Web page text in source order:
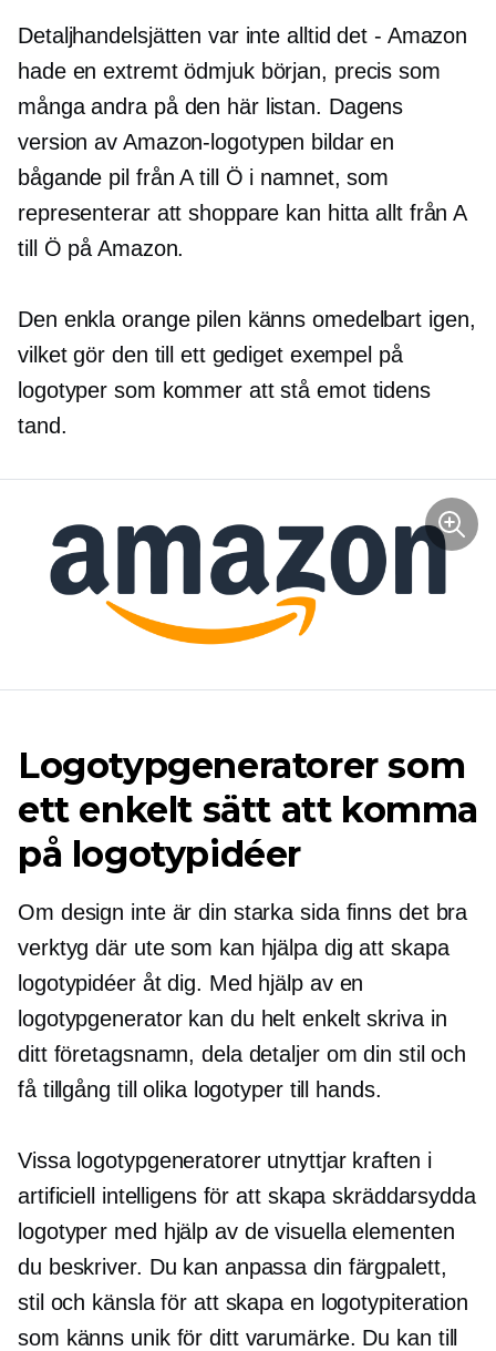
Detaljhandelsjätten var inte alltid det - Amazon
hade en extremt ödmjuk början, precis som
många andra på den här listan. Dagens
version av Amazon-logotypen bildar en
bågande pil från A till Ö i namnet, som
representerar att shoppare kan hitta allt från A
till Ö på Amazon.
Den enkla orange pilen känns omedelbart igen,
vilket gör den till ett gediget exempel på
logotyper som kommer att stå emot tidens
tand.
Logotypgeneratorer som
ett enkelt sätt att komma
på logotypidéer
Om design inte är din starka sida finns det bra
verktyg där ute som kan hjälpa dig att skapa
logotypidéer åt dig. Med hjälp av en
logotypgenerator kan du helt enkelt skriva in
ditt företagsnamn, dela detaljer om din stil och
få tillgång till olika logotyper till hands.
Vissa logotypgeneratorer utnyttjar kraften i
artificiell intelligens för att skapa skräddarsydda
logotyper med hjälp av de visuella elementen
du beskriver. Du kan anpassa din färgpalett,
stil och känsla för att skapa en logotypiteration
som känns unik för ditt varumärke. Du kan till